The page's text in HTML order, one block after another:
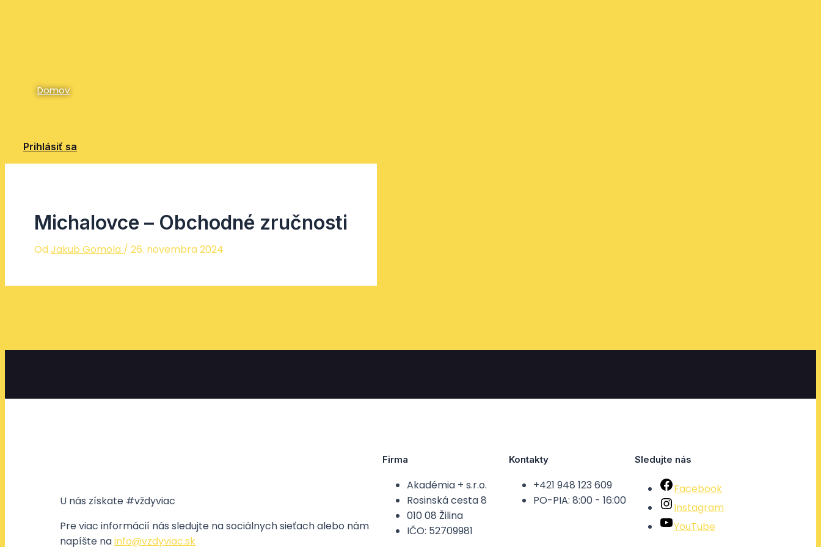
Domov
Prihlásiť sa
Michalovce – Obchodné zručnosti
OdJakub Gomola / 26. novembra 2024
U nás získate #vždyviac
Pre viac informácií nás sledujte na sociálnych sieťach alebo nám
napíšte nainfo@vzdyviac.sk
Firma
Akadémia + s.r.o.
Rosinská cesta 8
010 08 Žilina
IČO: 52709981
Kontakty
+421 948 123 609
PO-PIA: 8:00 - 16:00
Sledujte nás
Facebook
Instagram
YouTube